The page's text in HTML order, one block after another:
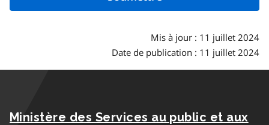
Mis à jour : 11 juillet 2024
Date de publication : 11 juillet 2024
Ministère des Services au public et aux